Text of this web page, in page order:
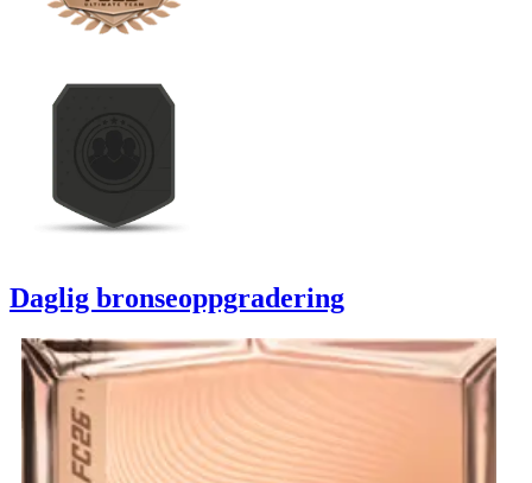
Daglig bronseoppgradering